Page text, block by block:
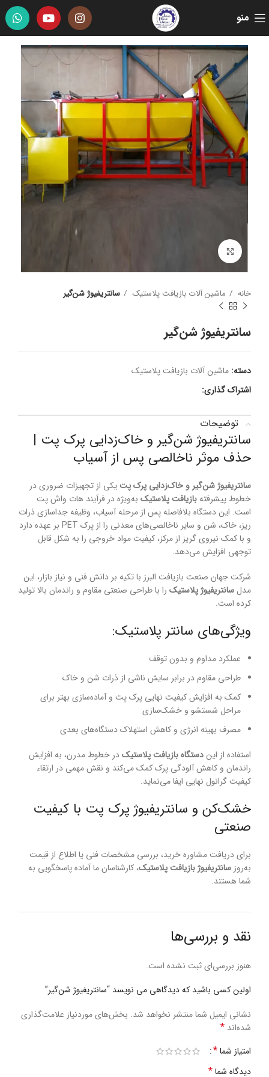
منو
خانه ماشین آلات بازیافت پلاستیک سانتریفیوژ شن‌گیر
سانتریفیوژ شن‌گیر
دسته: ماشین آلات بازیافت پلاستیک
اشتراک گذاری:
توضیحات
سانتریفیوژ شن‌گیر و خاک‌زدایی پرک پت |
حذف موثر ناخالصی پس از آسیاب
سانتریفیوژ شن‌گیر و خاک‌زدایی پرک پتیکی از تجهیزات ضروری در
خطوط پیشرفتهبازیافت پلاستیک به‌ویژه در فرآیند هات واش پت
است. این دستگاه بلافاصله پس از مرحله آسیاب، وظیفه جداسازی ذرات
ریز، خاک، شن و سایر ناخالصی‌های معدنی را از پرک PET بر عهده دارد
و با کمک نیروی گریز از مرکز، کیفیت مواد خروجی را به شکل قابل
توجهی افزایش می‌دهد.
شرکت جهان صنعت بازیافت البرز با تکیه بر دانش فنی و نیاز بازار، این
مدل سانتریفیوژ پلاستیک را با طراحی صنعتی مقاوم و راندمان بالا تولید
کرده است.
ویژگی‌های سانتر پلاستیک:
عملکرد مداوم و بدون توقف
طراحی مقاوم در برابر سایش ناشی از ذرات شن و خاک
کمک به افزایش کیفیت نهایی پرک پت و آماده‌سازی بهتر برای
مراحل شستشو و خشک‌سازی
مصرف بهینه انرژی و کاهش استهلاک دستگاه‌های بعدی
استفاده از ایندستگاه بازیافت پلاستیکدر خطوط مدرن، به افزایش
راندمان و کاهش آلودگی پرک کمک می‌کند و نقش مهمی در ارتقاء
کیفیت گرانول نهایی ایفا می‌نماید.
خشک‌کن و سانتریفیوژ پرک پت با کیفیت
صنعتی
برای دریافت مشاوره خرید، بررسی مشخصات فنی یا اطلاع از قیمت
به‌روز سانتریفیوژ بازیافت پلاستیک، کارشناسان ما آماده پاسخگویی به
شما هستند.
نقد و بررسی‌ها
هنوز بررسی‌ای ثبت نشده است.
اولین کسی باشید که دیدگاهی می نویسد “سانتریفیوژ شن‌گیر”
نشانی ایمیل شما منتشر نخواهد شد. بخش‌های موردنیاز علامت‌گذاری
شده‌اند *
امتیاز شما*
دیدگاه شما*